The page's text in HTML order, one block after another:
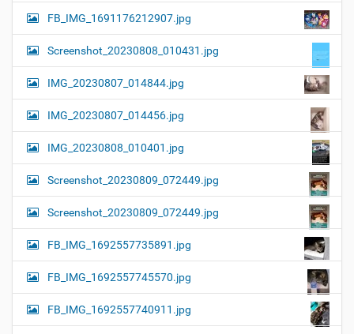
FB_IMG_1691176212907.jpg
Screenshot_20230808_010431.jpg
IMG_20230807_014844.jpg
IMG_20230807_014456.jpg
IMG_20230808_010401.jpg
Screenshot_20230809_072449.jpg
Screenshot_20230809_072449.jpg
FB_IMG_1692557735891.jpg
FB_IMG_1692557745570.jpg
FB_IMG_1692557740911.jpg